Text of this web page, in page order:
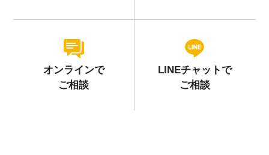
オンラインで
ご相談
LINEチャットで
ご相談